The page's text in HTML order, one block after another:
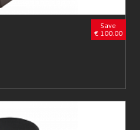
Save
€ 100.00